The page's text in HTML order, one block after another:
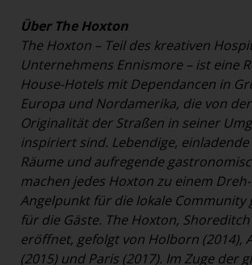
Über The Hoxton
The Hoxton – Teil des kreativen
Unternehmens Ennismore – ist eine
House-Hotels mit Dependancen in
Europa und Nordamerika, die von
Originalität der Straßen in seiner
inspiriert sind. Lebendige,
Räume und aufregende
machen jedes Hoxton zu einem
Angelpunkt für die lokale Community
für die Gäste. The Hoxton,
eröffnet, gefolgt von Holborn (2014),
(2015) und Paris (2017). Im Zuge der